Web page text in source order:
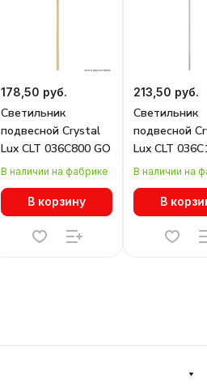
178,50 руб.
Светильник
подвесной Crystal
Lux CLT 036C800 GO
В наличии на фабрике
В корзину
213,50 руб.
Светильник
подвесной
Lux CLT
WH
В наличии на
В